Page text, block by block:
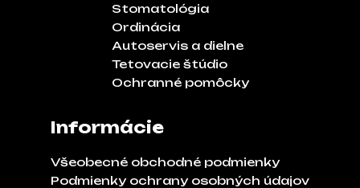
Stomatológia
Ordinácia
Autoservis a dielne
Tetovacie štúdio
Ochranné pomôcky
Informácie
Všeobecné obchodné podmienky
Podmienky ochrany osobných údajov